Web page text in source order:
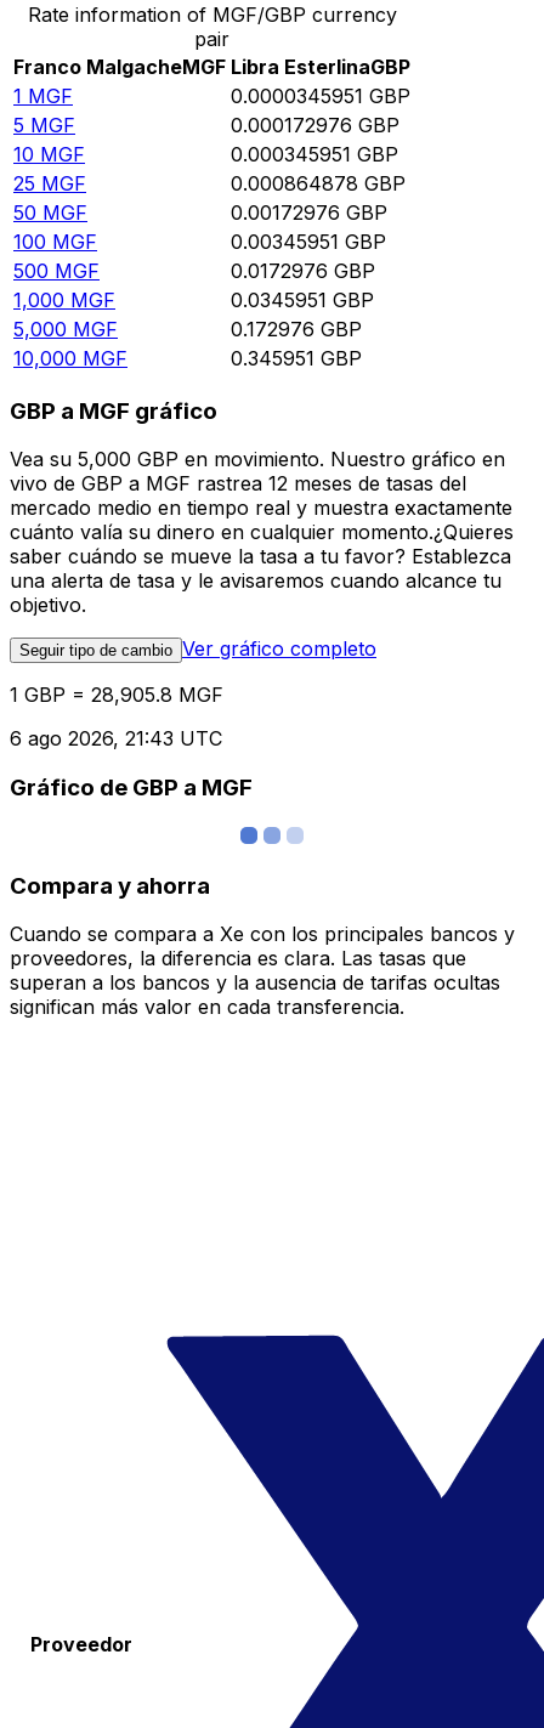
Rate information of MGF/GBP currency
pair
Franco MalgacheMGF Libra EsterlinaGBP
1 MGF 0.0000345951 GBP
5 MGF 0.000172976 GBP
10 MGF 0.000345951 GBP
25 MGF 0.000864878 GBP
50 MGF 0.00172976 GBP
100 MGF 0.00345951 GBP
500 MGF 0.0172976 GBP
1,000 MGF 0.0345951 GBP
5,000 MGF 0.172976 GBP
10,000 MGF 0.345951 GBP
GBP a MGF gráfico
Vea su 5,000 GBP en movimiento. Nuestro gráfico en
vivo de GBP a MGF rastrea 12 meses de tasas del
mercado medio en tiempo real y muestra exactamente
cuánto valía su dinero en cualquier momento.¿Quieres
saber cuándo se mueve la tasa a tu favor? Establezca
una alerta de tasa y le avisaremos cuando alcance tu
objetivo.
Seguir tipo de cambio Ver gráfico completo
1 GBP = 28,905.8 MGF
6 ago 2026, 21:43 UTC
Gráfico de GBP a MGF
Compara y ahorra
Cuando se compara a Xe con los principales bancos y
proveedores, la diferencia es clara. Las tasas que
superan a los bancos y la ausencia de tarifas ocultas
significan más valor en cada transferencia.
Proveedor